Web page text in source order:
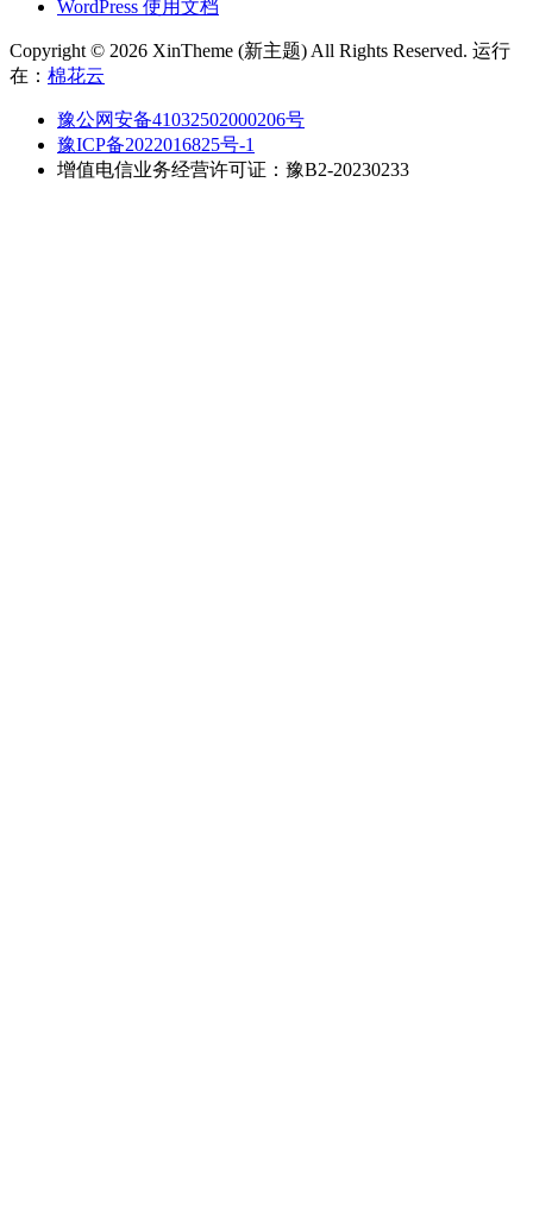
WordPress 使用文档
Copyright © 2026 XinTheme (新主题) All Rights Reserved. 运行
在： 棉花云
豫公网安备41032502000206号
豫ICP备2022016825号-1
增值电信业务经营许可证：豫B2-20230233